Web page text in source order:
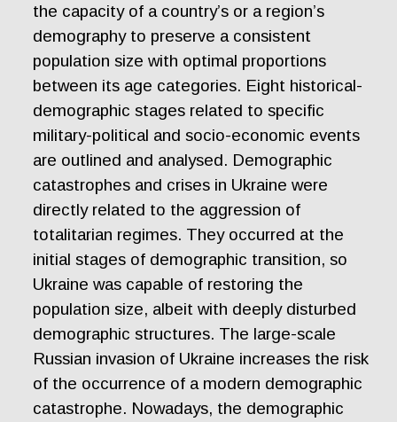
the capacity of a country’s or a region’s
demography to preserve a consistent
population size with optimal proportions
between its age categories. Eight historical-
demographic stages related to specific
military-political and socio-economic events
are outlined and analysed. Demographic
catastrophes and crises in Ukraine were
directly related to the aggression of
totalitarian regimes. They occurred at the
initial stages of demographic transition, so
Ukraine was capable of restoring the
population size, albeit with deeply disturbed
demographic structures. The large-scale
Russian invasion of Ukraine increases the risk
of the occurrence of a modern demographic
catastrophe. Nowadays, the demographic